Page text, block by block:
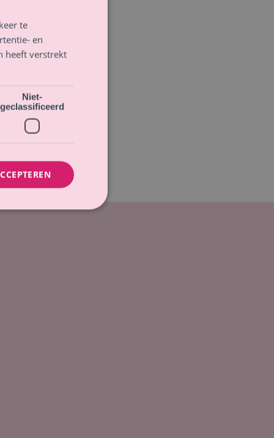
te
en
heeft verstrekt
Niet-
geclassificeerd